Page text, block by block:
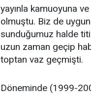
yayınla kamuoyuna
olmuştu. Biz de
sunduğumuz halde
uzun zaman geçip
toptan vaz geçmişti.
Döneminde (1999-